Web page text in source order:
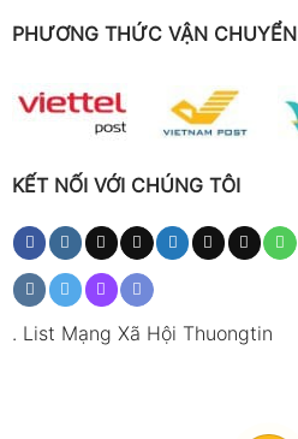
PHƯƠNG THỨC VẬN CHUYỂN
KẾT NỐI VỚI CHÚNG TÔI
. List Mạng Xã Hội Thuongtin